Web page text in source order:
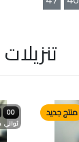
تنزيلات
منتج جديد 00
ثواني